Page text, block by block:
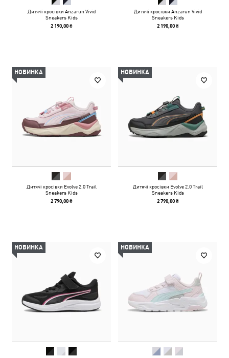
Дитячі кросівки Anzarun Vivid
Sneakers Kids
2 190,00 ₴
Дитячі кросівки Anzarun Vivid
Sneakers Kids
2 190,00 ₴
НОВИНКА
Дитячі кросівки Evolve 2.0 Trail
Sneakers Kids
2 790,00 ₴
НОВИНКА
Дитячі кросівки Evolve 2.0 Trail
Sneakers Kids
2 790,00 ₴
НОВИНКА НОВИНКА